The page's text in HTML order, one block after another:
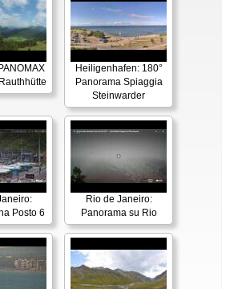
Heiligenhafen: 180°
Panorama Spiaggia
Steinwarder
Posto 6
Rio de Janeiro:
Panorama su Rio